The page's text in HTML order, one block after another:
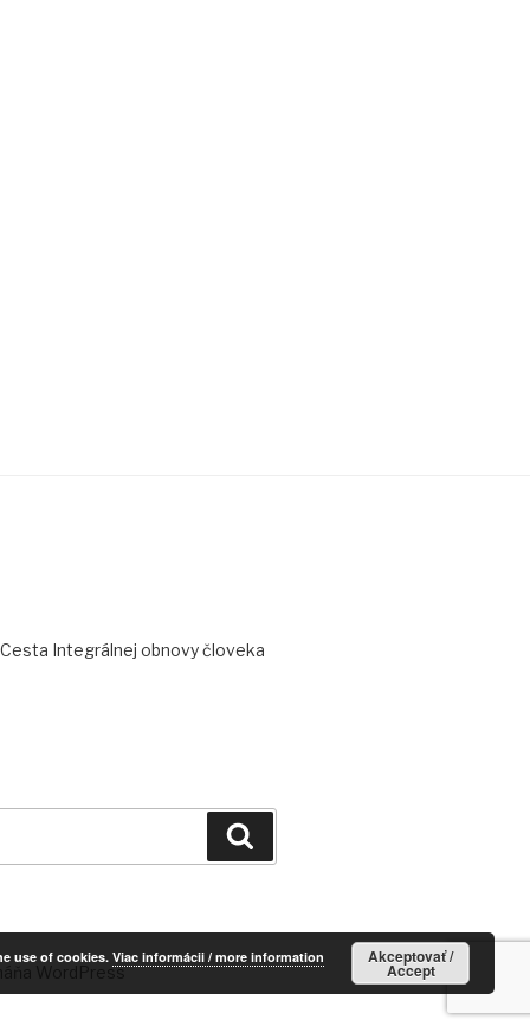
Integrálnej obnovy človeka
WordPress
use of cookies. Viac informácii / more information Akceptovať /
Accept